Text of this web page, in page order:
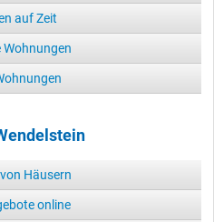
auf Zeit
Wohnungen
Häusern
online